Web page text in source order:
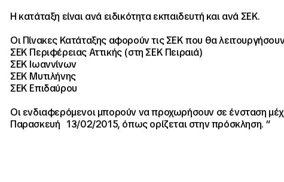
Η κατάταξη είναι ανά ειδικότητα εκπαιδευτή και ανά ΣΕΚ.
Οι Πίνακες Κατάταξης αφορούν τις ΣΕΚ που θα λειτουργήσουν
ΣΕΚ Περιφέρειας Αττικής (στη ΣΕΚ Πειραιά)
ΣΕΚ Ιωαννίνων
ΣΕΚ Μυτιλήνης
ΣΕΚ Επιδαύρου
Οι ενδιαφερόμενοι μπορούν να προχωρήσουν σε ένσταση
Παρασκευή 13/02/2015, όπως ορίζεται στην πρόσκληση. “